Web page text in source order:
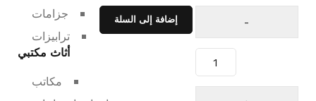
جزامات
ترابيزات
أثاث مكتبي
مكاتب
إضافة إلى السلة